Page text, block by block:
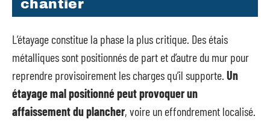
chantier
L’étayage constitue la phase la plus critique. Des étais
métalliques sont positionnés de part et d’autre du mur pour
reprendre provisoirement les charges qu’il supporte. Un
étayage mal positionné peut provoquer un
affaissement du plancher, voire un effondrement localisé.